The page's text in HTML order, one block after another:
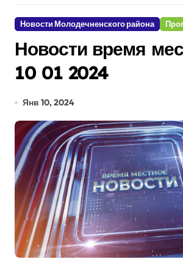
Новости Молодечненского района
Новости время
10 01 2024
Янв 10, 2024